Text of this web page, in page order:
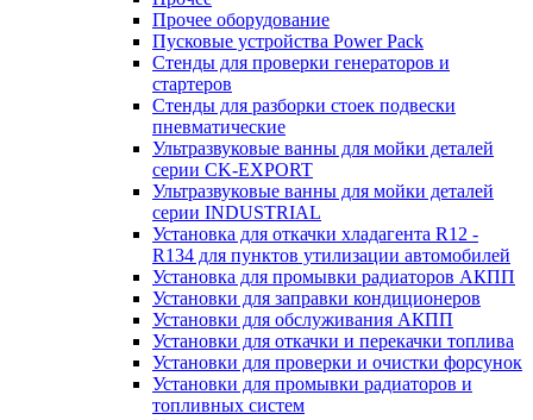
Прочее оборудование
Пусковые устройства Power Pack
Стенды для проверки генераторов и
стартеров
Стенды для разборки стоек подвески
пневматические
Ультразвуковые ванны для мойки деталей
серии CK-EXPORT
Ультразвуковые ванны для мойки деталей
серии INDUSTRIAL
Установка для откачки хладагента R12 -
R134 для пунктов утилизации автомобилей
Установка для промывки радиаторов АКПП
Установки для заправки кондиционеров
Установки для обслуживания АКПП
Установки для откачки и перекачки топлива
Установки для проверки и очистки форсунок
Установки для промывки радиаторов и
топливных систем